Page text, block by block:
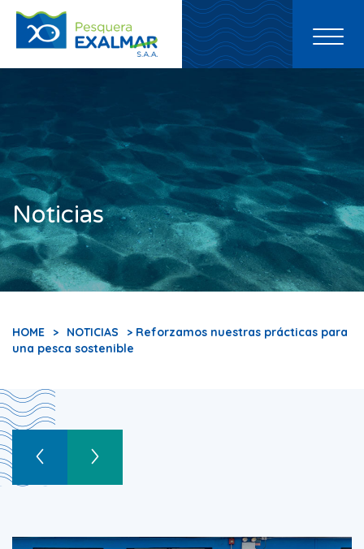
Toggle
Noticias
HOME > NOTICIAS
> Reforzamos nuestras prácticas para
una pesca sostenible